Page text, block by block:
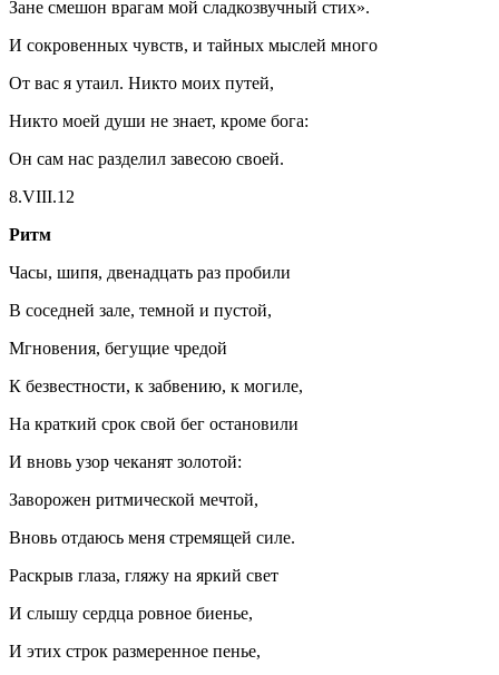
Зане смешон врагам мой сладкозвучный стих».
И сокровенных чувств, и тайных мыслей много
От вас я утаил. Никто моих путей,
Никто моей души не знает, кроме бога:
Он сам нас разделил завесою своей.
8.VIII.12
Ритм
Часы, шипя, двенадцать раз пробили
В соседней зале, темной и пустой,
Мгновения, бегущие чредой
К безвестности, к забвению, к могиле,
На краткий срок свой бег остановили
И вновь узор чеканят золотой:
Заворожен ритмической мечтой,
Вновь отдаюсь меня стремящей силе.
Раскрыв глаза, гляжу на яркий свет
И слышу сердца ровное биенье,
И этих строк размеренное пенье,